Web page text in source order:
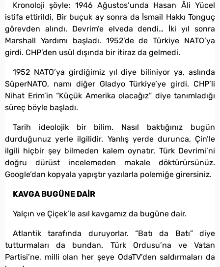
Kronoloji şöyle: 1946 Ağustos’unda Hasan Âli Yücel
istifa ettirildi, Bir buçuk ay sonra da İsmail Hakkı Tonguç
görevden alındı. Devrim’e elveda dendi… İki yıl sonra
Marshall Yardımı başladı. 1952’de de Türkiye NATO’ya
girdi. CHP’den usül dışında bir itiraz da gelmedi.
1952 NATO’ya girdiğimiz yıl diye biliniyor ya, aslında
SüperNATO, namı diğer Gladyo Türkiye’ye girdi. CHP’li
Nihat Erim’in “Küçük Amerika olacağız” diye tanımladığı
süreç böyle başladı.
Tarih ideolojik bir bilim. Nasıl baktığınız bugün
durduğunuz yerle ilgilidir. Yanlış yerde durunca, Çin’le
ilgili hiçbir şey bilmeden kalem oynatır, Türk Devrimi’ni
doğru dürüst incelemeden makale döktürürsünüz.
Google’dan kopyala yapıştır yazılarla polemiğe girersiniz.
KAVGA BUGÜNE DAİR
Yalçın ve Çiçek’le asıl kavgamız da bugüne dair.
Atlantik tarafında duruyorlar. “Batı da Batı” diye
tutturmaları da bundan. Türk Ordusu’na ve Vatan
Partisi’ne, milli olan her şeye OdaTV’den saldırmaları da